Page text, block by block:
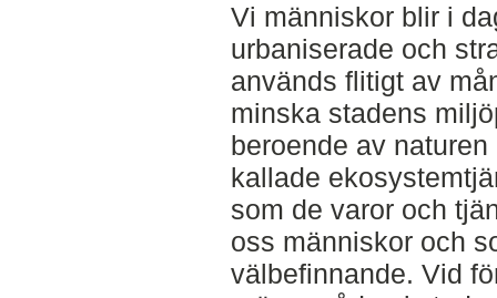
Vi människor blir i
urbaniserade och
används flitigt av
minska stadens
beroende av
kallade
som de varor och
oss människor och
välbefinnande. Vid